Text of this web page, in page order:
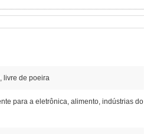
livre de poeira
para a eletrônica, alimento, indústrias do